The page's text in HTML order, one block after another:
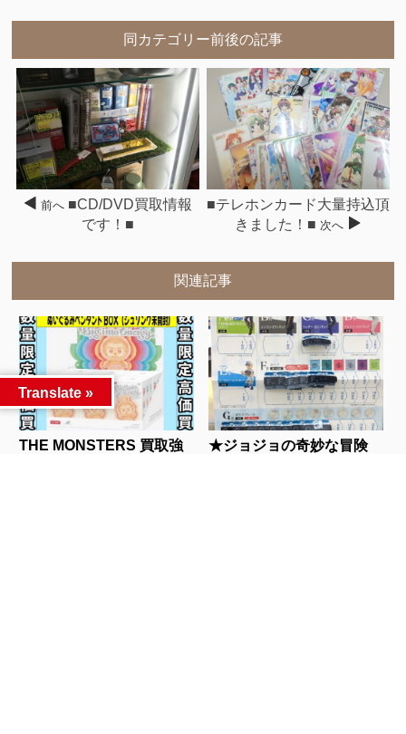
同カテゴリー前後の記事
前へ ■CD/DVD買取情報
です！■
■テレホンカード大量持込頂
きました！■ 次へ
関連記事
THE MONSTERS 買取強
★ジョジョの奇妙な冒険
Translate »